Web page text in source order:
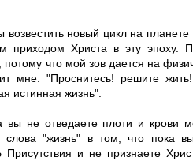
новый цикл на
приходом Христа в эту эпоху.
потому что мой зов дается на
мне: "Проснитесь! решите
истинная жизнь".
вы не отведаете плоти и крови
слова "жизнь" в том, что пока
и не признаете